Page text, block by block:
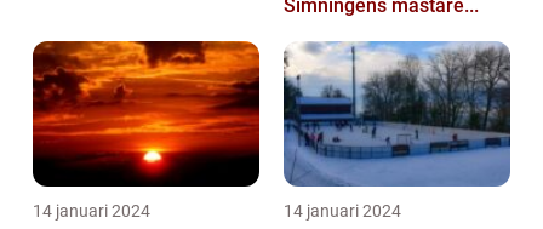
Simningens mästare...
14 januari 2024 14 januari 2024